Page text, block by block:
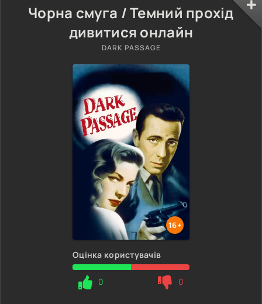
Чорна смуга / Темний прохід
дивитися онлайн
DARK PASSAGE
16+
Оцінка користувачів
0 0